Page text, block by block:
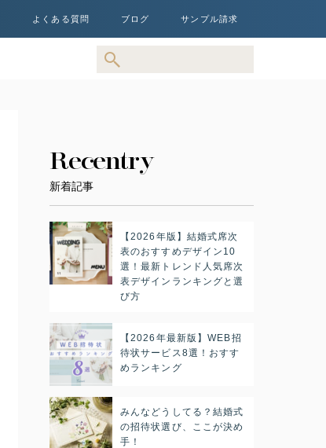
よくある質問 ブログ サンプル請求
Recentry
新着記事
【2026年版】結婚式席次
表のおすすめデザイン10
選！最新トレンド人気席次
表デザインランキングと選
び方
【2026年最新版】WEB招
待状サービス8選！おすす
めランキング
みんなどうしてる？結婚式
の招待状選び、ここが決め
手！